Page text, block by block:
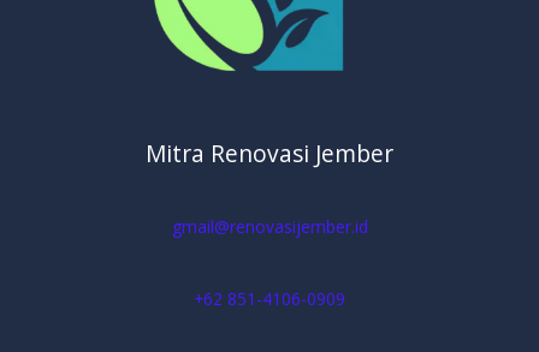
Mitra Renovasi Jember
gmail@renovasijember.id
+62 851-4106-0909